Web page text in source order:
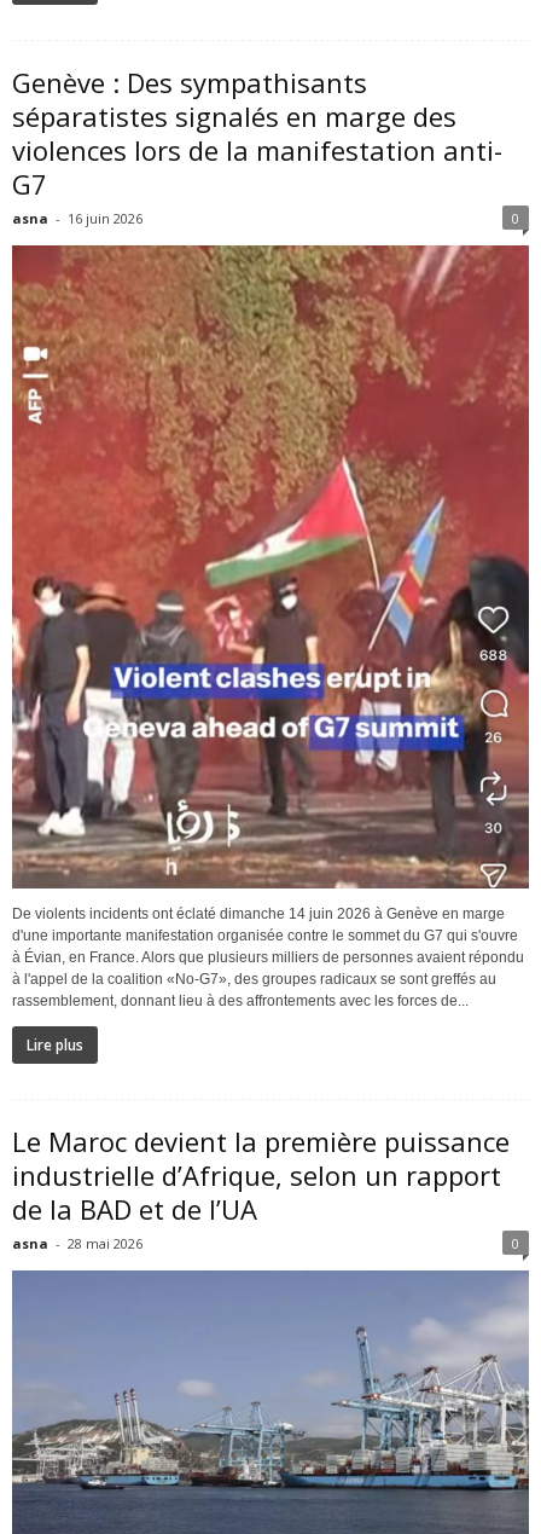
Genève : Des sympathisants
séparatistes signalés en marge des
violences lors de la manifestation anti-
G7
asna - 16 juin 2026 0
De violents incidents ont éclaté dimanche 14 juin 2026 à Genève en marge
d'une importante manifestation organisée contre le sommet du G7 qui s'ouvre
à Évian, en France. Alors que plusieurs milliers de personnes avaient répondu
à l'appel de la coalition «No-G7», des groupes radicaux se sont greffés au
rassemblement, donnant lieu à des affrontements avec les forces de...
Lire plus
Le Maroc devient la première puissance
industrielle d’Afrique, selon un rapport
de la BAD et de l’UA
asna - 28 mai 2026 0